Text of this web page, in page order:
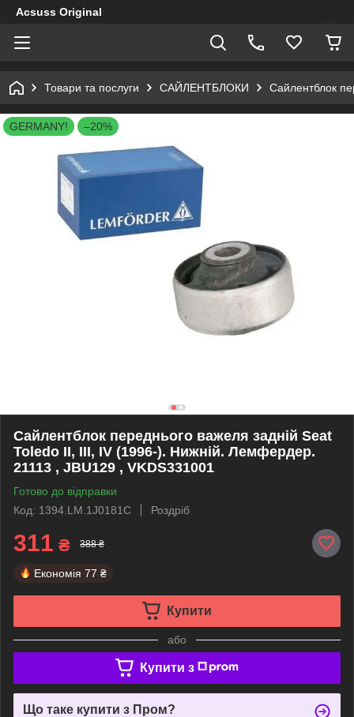
Acsuss Original
Товари та послуги САЙЛЕНТБЛОКИ Сайлентблок
GERMANY! –20%
Сайлентблок переднього важеля задній Seat
Toledo II, III, IV (1996-). Нижній. Лемфердер.
21113 , JBU129 , VKDS331001
Готово до відправки
Код: 1394.LM.1J0181C
Роздріб
311 ₴ 388 ₴
Економія 77 ₴
Купити
або
Купити з
Що таке купити з Пром?